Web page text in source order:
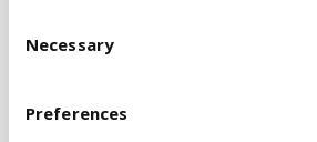
Selection
Necessary
Preferences
ερωτήσεις των τοπικών
συμμετέχοντες οι οποίοι